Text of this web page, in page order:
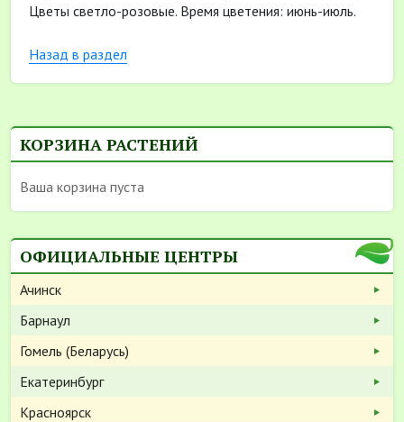
Цветы светло-розовые. Время цветения: июнь-июль.
Назад в раздел
КОРЗИНА РАСТЕНИЙ
Ваша корзина пуста
ОФИЦИАЛЬНЫЕ ЦЕНТРЫ
Ачинск
Барнаул
Гомель (Беларусь)
Екатеринбург
Красноярск